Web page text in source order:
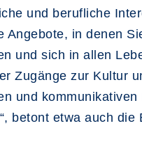
und berufliche
in denen
und sich in allen
Zugänge zur Kultur
und
betont etwa auch